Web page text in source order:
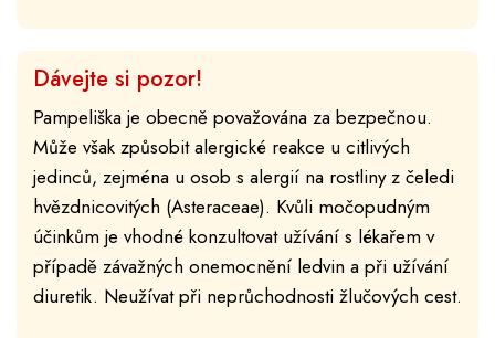
Dávejte si pozor!
Pampeliška je obecně považována za bezpečnou.
Může však způsobit alergické reakce u citlivých
jedinců, zejména u osob s alergií na rostliny z čeledi
hvězdnicovitých (Asteraceae). Kvůli močopudným
účinkům je vhodné konzultovat užívání s lékařem v
případě závažných onemocnění ledvin a při užívání
diuretik. Neužívat při neprůchodnosti žlučových cest.